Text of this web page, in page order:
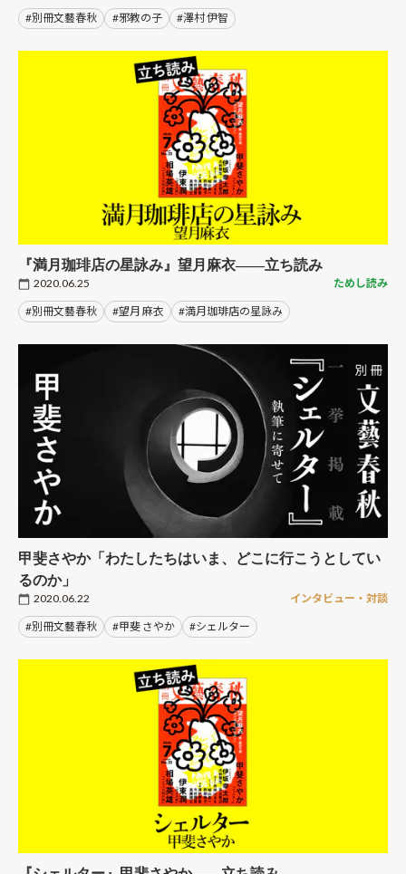
#別冊文藝春秋 #邪教の子 #澤村 伊智
『満月珈琲店の星詠み』望月麻衣――立ち読み
2020.06.25 ためし読み
#別冊文藝春秋 #望月 麻衣 #満月珈琲店の星詠み
甲斐さやか「わたしたちはいま、どこに行こうとしてい
るのか」
2020.06.22 インタビュー・対談
#別冊文藝春秋 #甲斐 さやか #シェルター